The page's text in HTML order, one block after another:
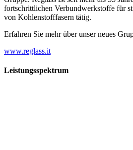
fortschrittlichen Verbundwerkstoffe für
von Kohlenstofffasern tätig.
Erfahren Sie mehr über unser neues
www.reglass.it
Leistungsspektrum